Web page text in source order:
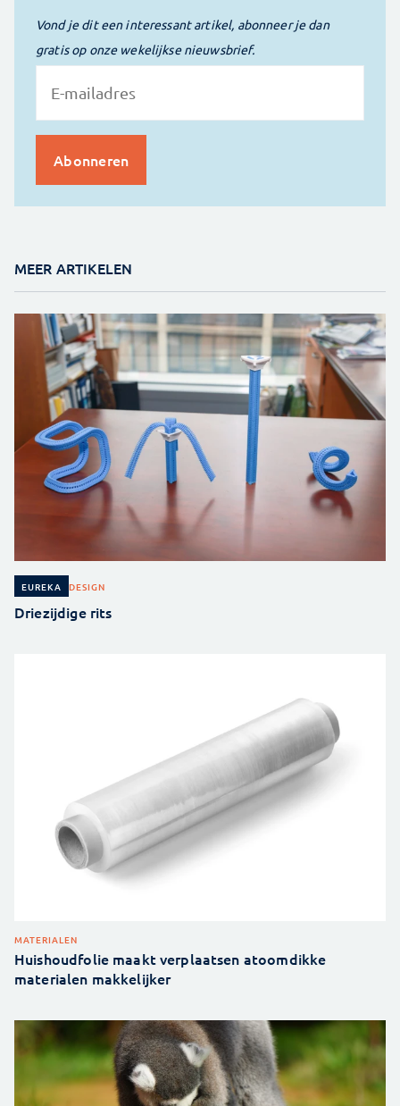
Vond je dit een interessant artikel, abonneer je dan
gratis op onze wekelijkse nieuwsbrief.
MEER ARTIKELEN
EUREKA DESIGN
Driezijdige rits
MATERIALEN
Huishoudfolie maakt verplaatsen atoomdikke
materialen makkelijker